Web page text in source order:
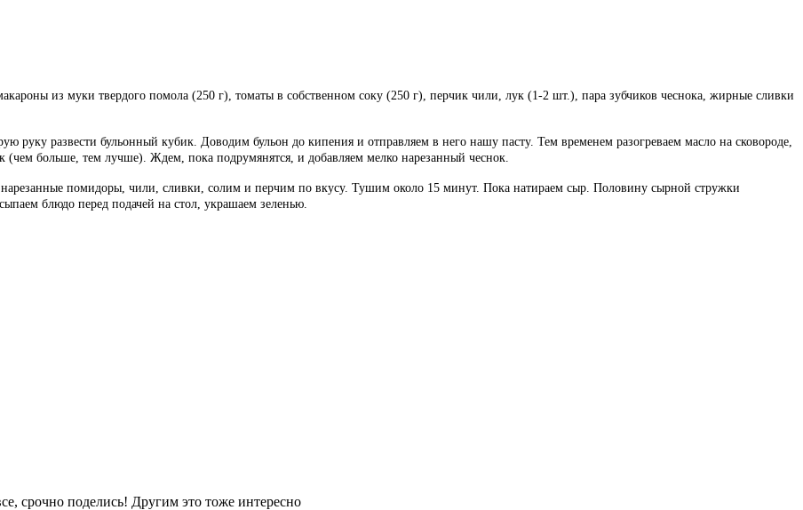
из муки твердого помола (250 г), томаты в собственном соку (250 г), перчик чили, лук (1-2 шт.), пара зубчиков чеснока, жирные сливки
руку развести бульонный кубик. Доводим бульон до кипения и отправляем в него нашу пасту. Тем временем разогреваем масло на сковороде,
больше, тем лучше). Ждем, пока подрумянятся, и добавляем мелко нарезанный чеснок.
нарезанные помидоры, чили, сливки, солим и перчим по вкусу. Тушим около 15 минут. Пока натираем сыр. Половину сырной стружки
блюдо перед подачей на стол, украшаем зеленью.
срочно поделись! Другим это тоже интересно